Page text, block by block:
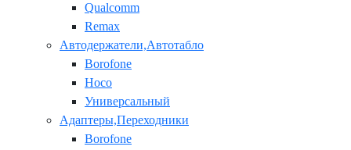
Qualcomm
Remax
Автодержатели,Автотабло
Borofone
Hoco
Универсальный
Адаптеры,Переходники
Borofone